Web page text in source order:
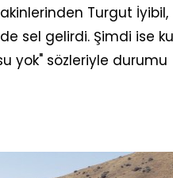
Turgut İyibil,
sel gelirdi. Şimdi ise
yok" sözleriyle durumu